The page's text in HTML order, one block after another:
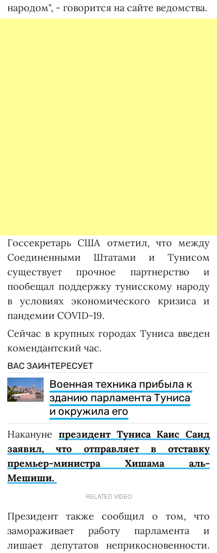
народом", - говорится на сайте ведомства.
Госсекретарь США отметил, что между
Соединенными Штатами и Тунисом
существует прочное партнерство и
пообещал поддержку тунисскому народу
в условиях экономического кризиса и
пандемии COVID-19.
Сейчас в крупных городах Туниса введен
комендантский час.
ВАС ЗАИНТЕРЕСУЕТ
Военная техника прибыла к
зданию парламента Туниса
и окружила его
Накануне президент Туниса Каис Саид
заявил, что отправляет в отставку
премьер-министра Хишама аль-
Мешиши.
RELATED VIDEO
Президент также сообщил о том, что
замораживает работу парламента и
лишает депутатов неприкосновенности.